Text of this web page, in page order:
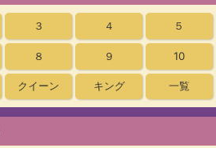
３ ４ ５
８ ９ 10
クイーン キング 一覧